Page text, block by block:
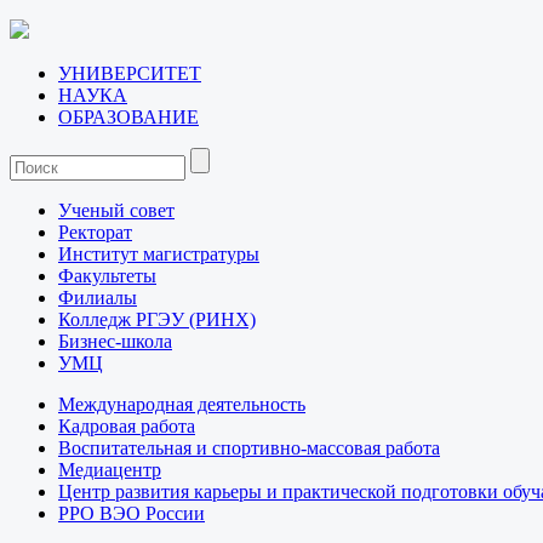
УНИВЕРСИТЕТ
НАУКА
ОБРАЗОВАНИЕ
Ученый совет
Ректорат
Институт магистратуры
Факультеты
Филиалы
Колледж РГЭУ (РИНХ)
Бизнес-школа
УМЦ
Международная деятельность
Кадровая работа
Воспитательная и спортивно-массовая работа
Медиацентр
Центр развития карьеры и практической подготовки
РРО ВЭО России